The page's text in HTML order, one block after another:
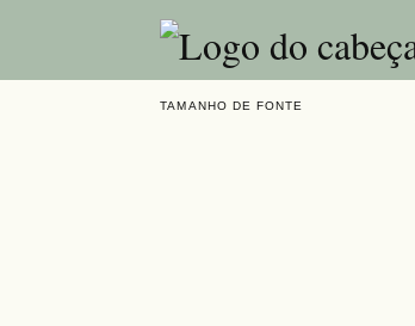
TAMANHO DE FONTE